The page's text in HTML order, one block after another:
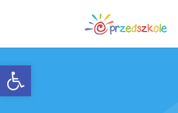
Open toolbar